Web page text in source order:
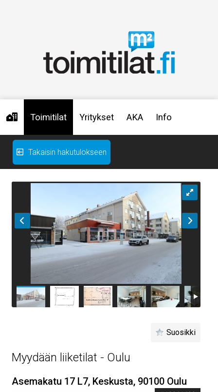
Toimitilat Yritykset AKA Info
Takaisin hakutulokseen
Suosikki
Myydään liiketilat - Oulu
Asemakatu 17 L7, Keskusta, 90100 Oulu